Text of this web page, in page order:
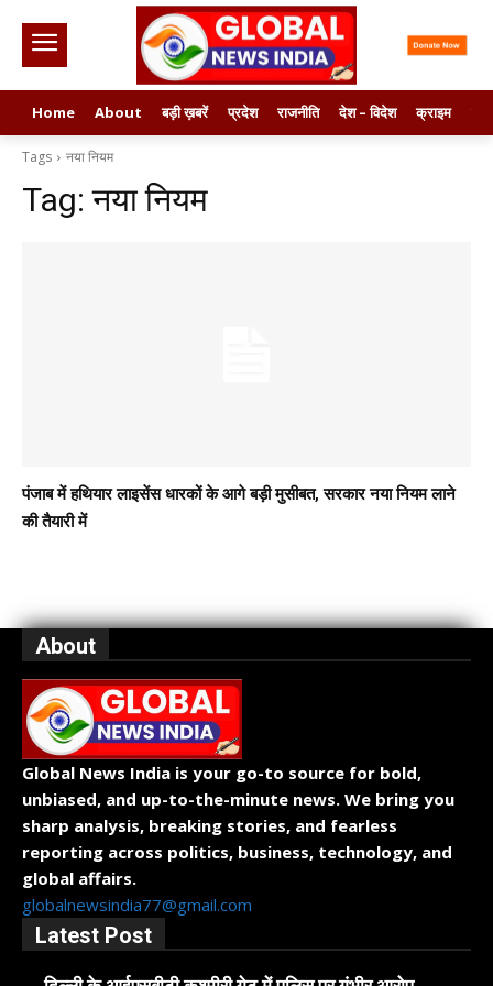
Home About बड़ी ख़बरें प्रदेश राजनीति देश – विदेश क्राइम
Tags नया नियम
Tag:नया नियम
पंजाब में हथियार लाइसेंस धारकों के आगे बड़ी मुसीबत, सरकार नया नियम लाने
की तैयारी में
About
Global News India is your go-to source for bold,
unbiased, and up-to-the-minute news. We bring you
sharp analysis, breaking stories, and fearless
reporting across politics, business, technology, and
global affairs.
globalnewsindia77@gmail.com
Latest Post